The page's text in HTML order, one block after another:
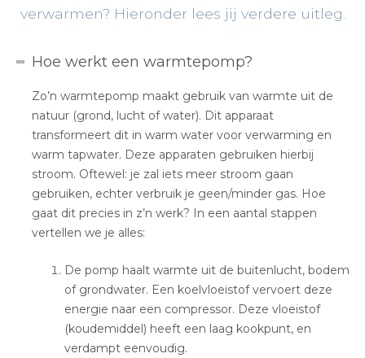
verwarmen? Hieronder lees jij verdere uitleg.
Hoe werkt een warmtepomp?
Zo’n warmtepomp maakt gebruik van warmte uit de
natuur (grond, lucht of water). Dit apparaat
transformeert dit in warm water voor verwarming en
warm tapwater. Deze apparaten gebruiken hierbij
stroom. Oftewel: je zal iets meer stroom gaan
gebruiken, echter verbruik je geen/minder gas. Hoe
gaat dit precies in z’n werk? In een aantal stappen
vertellen we je alles:
De pomp haalt warmte uit de buitenlucht, bodem
of grondwater. Een koelvloeistof vervoert deze
energie naar een compressor. Deze vloeistof
(koudemiddel) heeft een laag kookpunt, en
verdampt eenvoudig.